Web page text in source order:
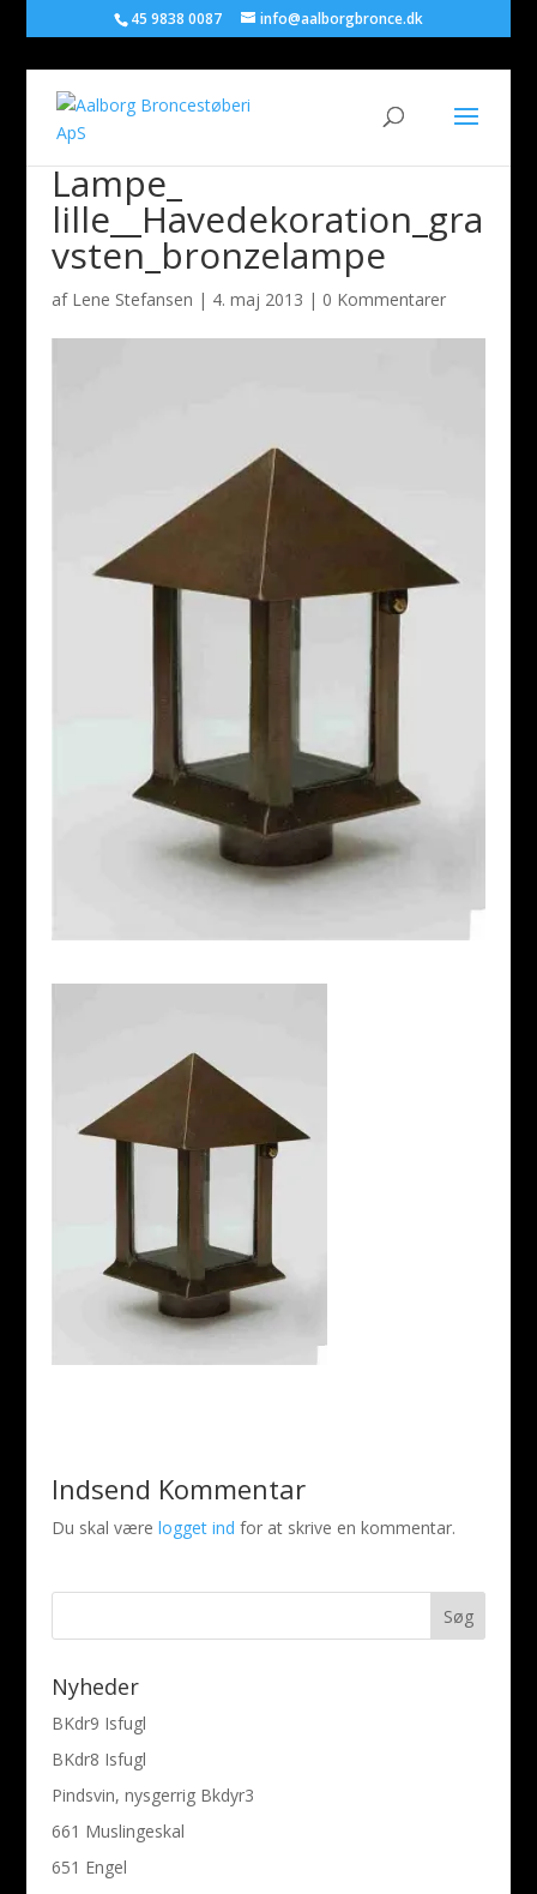
45 9838 0087 info@aalborgbronce.dk
Lampe_
lille__Havedekoration_gra
vsten_bronzelampe
af Lene Stefansen | 4. maj 2013 | 0 Kommentarer
Indsend Kommentar
Du skal være logget ind for at skrive en kommentar.
Nyheder
BKdr9 Isfugl
BKdr8 Isfugl
Pindsvin, nysgerrig Bkdyr3
661 Muslingeskal
651 Engel